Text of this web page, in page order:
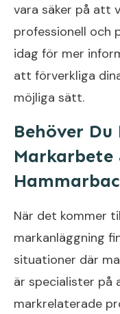
vara säker på att
professionell och
idag för mer
att förverkliga
möjliga sätt.
Behöver Du
När det kommer
markanläggning
situationer där
är specialister på
markrelaterade